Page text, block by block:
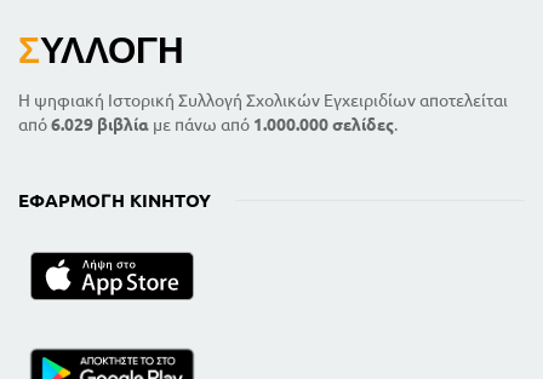
ΣΥΛΛΟΓΉ
Η ψηφιακή Ιστορική Συλλογή Σχολικών Εγχειριδίων αποτελείται
από6.029 βιβλία με πάνω από 1.000.000 σελίδες.
ΕΦΑΡΜΟΓΉ ΚΙΝΗΤΟΎ